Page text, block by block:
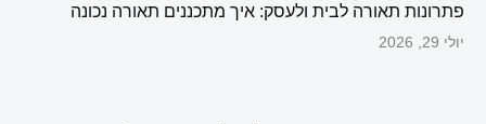
פתרונות תאורה לבית ולעסק: איך מתכננים תאורה נכונה
יולי 29, 2026